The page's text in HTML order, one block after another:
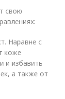
свою
Наравне с
коже
и избавить
а также от